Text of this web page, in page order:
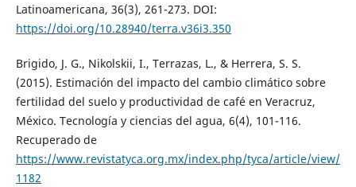
Latinoamericana, 36(3), 261-273. DOI:
https://doi.org/10.28940/terra.v36i3.350
Brigido, J. G., Nikolskii, I., Terrazas, L., & Herrera, S. S.
(2015). Estimación del impacto del cambio climático sobre
fertilidad del suelo y productividad de café en Veracruz,
México. Tecnología y ciencias del agua, 6(4), 101-116.
Recuperado de
https://www.revistatyca.org.mx/index.php/tyca/article/view/
1182